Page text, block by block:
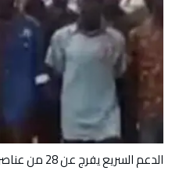
الدعم السريع يفرج عن 28 من عناصر الجيش